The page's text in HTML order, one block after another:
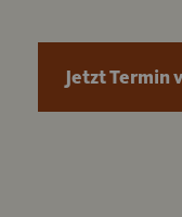
Jetzt Termin